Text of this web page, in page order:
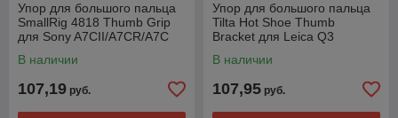
Упор для большого пальца
SmallRig 4818 Thumb Grip
для Sony A7CII/A7CR/A7C
В наличии
107,19 руб.
Упор для большого пальца
Tilta Hot Shoe Thumb
Bracket для Leica Q3
В наличии
107,95 руб.